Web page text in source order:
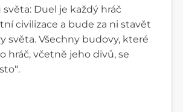
světa: Duel je každý hráč
civilizace a bude za ni stavět
světa. Všechny budovy, které
hráč, včetně jeho divů, se